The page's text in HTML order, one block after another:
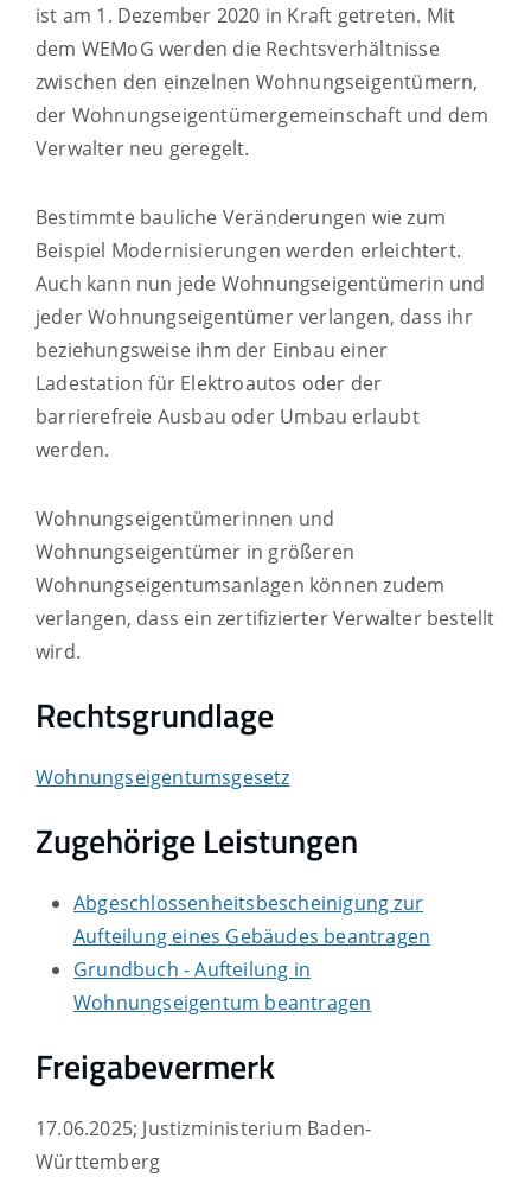
ist am 1. Dezember 2020 in Kraft getreten. Mit
dem WEMoG werden die Rechtsverhältnisse
zwischen den einzelnen Wohnungseigentümern,
der Wohnungseigentümergemeinschaft und dem
Verwalter neu geregelt.
Bestimmte bauliche Veränderungen wie zum
Beispiel Modernisierungen werden erleichtert.
Auch kann nun jede Wohnungseigentümerin und
jeder Wohnungseigentümer verlangen, dass ihr
beziehungsweise ihm der Einbau einer
Ladestation für Elektroautos oder der
barrierefreie Ausbau oder Umbau erlaubt
werden.
Wohnungseigentümerinnen und
Wohnungseigentümer in größeren
Wohnungseigentumsanlagen können zudem
verlangen, dass ein zertifizierter Verwalter bestellt
wird.
Rechtsgrundlage
Wohnungseigentumsgesetz
Zugehörige Leistungen
Abgeschlossenheitsbescheinigung zur
Aufteilung eines Gebäudes beantragen
Grundbuch - Aufteilung in
Wohnungseigentum beantragen
Freigabevermerk
17.06.2025; Justizministerium Baden-
Württemberg